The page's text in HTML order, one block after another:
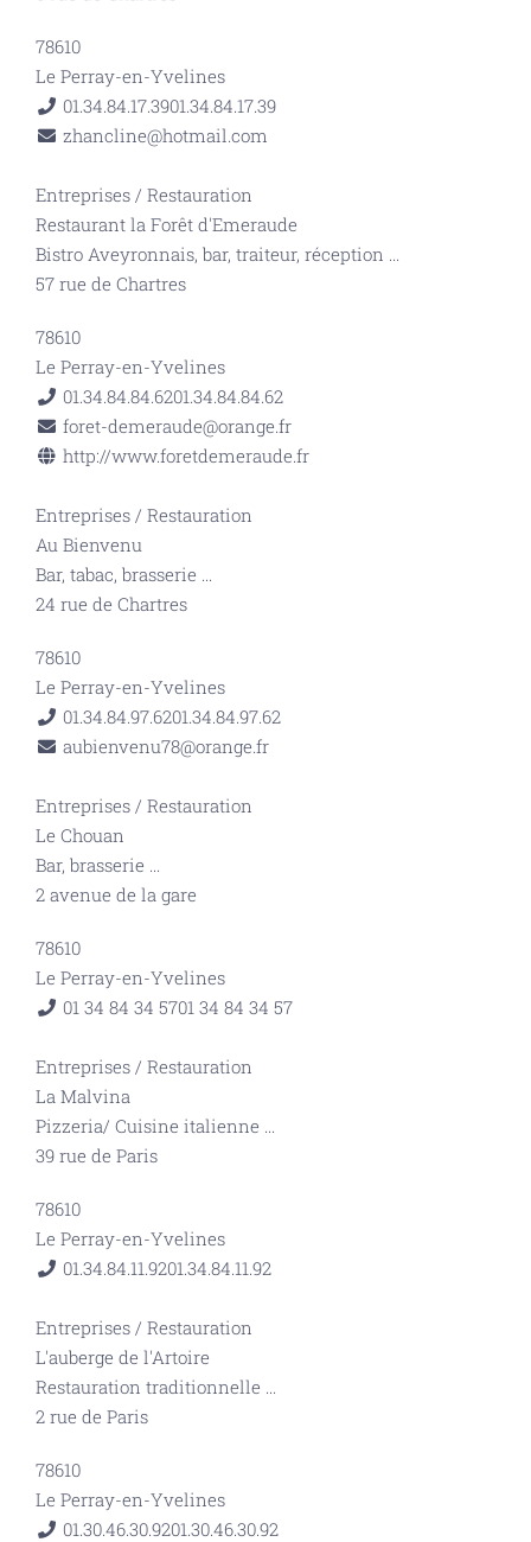
78610
Le Perray-en-Yvelines
01.34.84.17.3901.34.84.17.39
zhancline@hotmail.com
Entreprises / Restauration
Restaurant la Forêt d'Emeraude
Bistro Aveyronnais, bar, traiteur, réception ...
57 rue de Chartres
78610
Le Perray-en-Yvelines
01.34.84.84.6201.34.84.84.62
foret-demeraude@orange.fr
http://www.foretdemeraude.fr
Entreprises / Restauration
Au Bienvenu
Bar, tabac, brasserie ...
24 rue de Chartres
78610
Le Perray-en-Yvelines
01.34.84.97.6201.34.84.97.62
aubienvenu78@orange.fr
Entreprises / Restauration
Le Chouan
Bar, brasserie ...
2 avenue de la gare
78610
Le Perray-en-Yvelines
01 34 84 34 5701 34 84 34 57
Entreprises / Restauration
La Malvina
Pizzeria/ Cuisine italienne ...
39 rue de Paris
78610
Le Perray-en-Yvelines
01.34.84.11.9201.34.84.11.92
Entreprises / Restauration
L'auberge de l'Artoire
Restauration traditionnelle ...
2 rue de Paris
78610
Le Perray-en-Yvelines
01.30.46.30.9201.30.46.30.92